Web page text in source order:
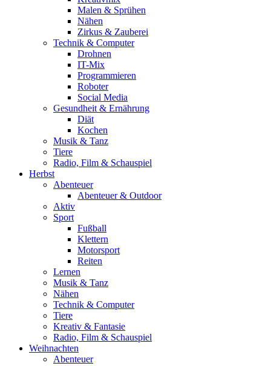
Malen & Sprühen
Nähen
Zirkus & Zauberei
Technik & Computer
Drohnen
IT-Mix
Programmieren
Roboter
Social Media
Gesundheit & Ernährung
Diät
Kochen
Musik & Tanz
Tiere
Radio, Film & Schauspiel
Herbst
Abenteuer
Abenteuer & Outdoor
Aktiv
Sport
Fußball
Klettern
Motorsport
Reiten
Lernen
Musik & Tanz
Nähen
Technik & Computer
Tiere
Kreativ & Fantasie
Radio, Film & Schauspiel
Weihnachten
Abenteuer